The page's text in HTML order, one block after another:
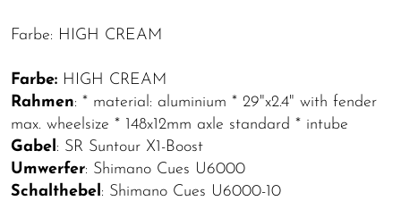
Farbe: HIGH CREAM
Farbe: HIGH CREAM
Rahmen: * material: aluminium * 29"x2.4" with fender
max. wheelsize * 148x12mm axle standard * intube
Gabel : SR Suntour X1-Boost
Umwerfer: Shimano Cues U6000
Schalthebel : Shimano Cues U6000-10